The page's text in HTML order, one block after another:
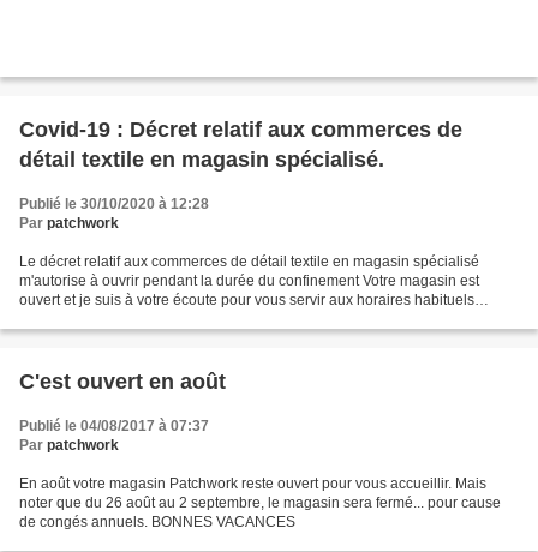
Covid-19 : Décret relatif aux commerces de
détail textile en magasin spécialisé.
Publié le 30/10/2020 à 12:28
Par patchwork
Le décret relatif aux commerces de détail textile en magasin spécialisé
m'autorise à ouvrir pendant la durée du confinement Votre magasin est
ouvert et je suis à votre écoute pour vous servir aux horaires habituels
C'est ouvert en août
Publié le 04/08/2017 à 07:37
Par patchwork
En août votre magasin Patchwork reste ouvert pour vous accueillir. Mais
noter que du 26 août au 2 septembre, le magasin sera fermé... pour cause
de congés annuels. BONNES VACANCES